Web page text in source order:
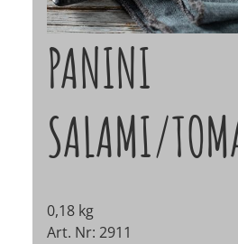
PANINI
SALAMI/
0,18 kg
Art. Nr: 2911